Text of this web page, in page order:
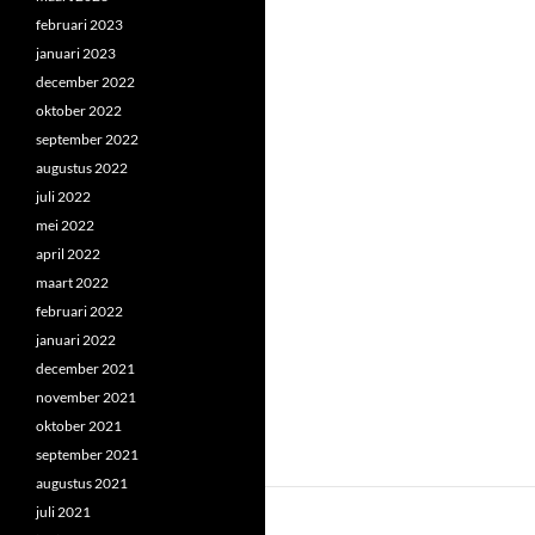
februari 2023
januari 2023
december 2022
oktober 2022
september 2022
augustus 2022
juli 2022
mei 2022
april 2022
maart 2022
februari 2022
januari 2022
december 2021
november 2021
oktober 2021
september 2021
augustus 2021
juli 2021